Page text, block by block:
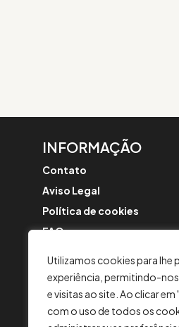
Utilizamos cookies para
experiência, permitindo-
e visitas ao site. Ao clicar
com o uso de todos os
INFORMAÇÃO
Contato
Aviso Legal
Política de cookies
FAQ
Política de Segurança
Comunicações sobre a